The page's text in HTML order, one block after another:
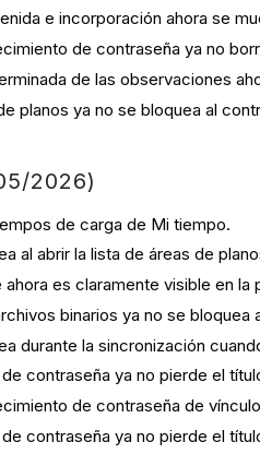
e incorporación ahora se
de contraseña ya no
de las observaciones
planos ya no se bloquea al
2026)
de carga de Mi tiempo.
al abrir la lista de áreas de
es claramente visible en
binarios ya no se bloquea
durante la sincronización
contraseña ya no pierde el
de contraseña de
contraseña ya no pierde el